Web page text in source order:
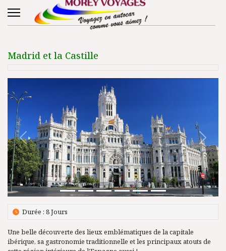
Madrid et la Castille
Précédent Suivant
Durée : 8 Jours
Une belle découverte des lieux emblématiques de la capitale
ibérique, sa gastronomie traditionnelle et les principaux atouts de